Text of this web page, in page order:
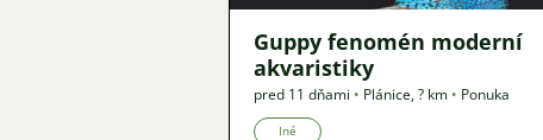
Guppy fenomén moderní
akvaristiky
pred 11 dňami • Plánice,? km • Ponuka
Iné